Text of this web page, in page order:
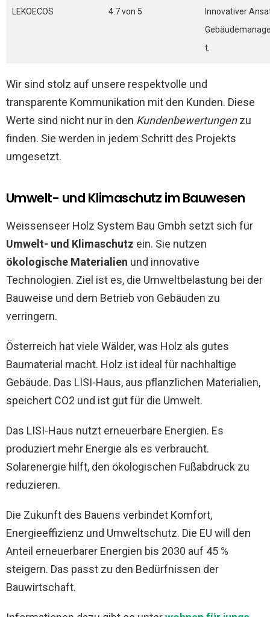
LEKOECOS 4.7 von 5
Innovativer
t.
Wir sind stolz auf unsere respektvolle und
transparente Kommunikation mit den Kunden. Diese
Werte sind nicht nur in den Kundenbewertungenzu
finden. Sie werden in jedem Schritt des Projekts
umgesetzt.
Umwelt- und Klimaschutz im Bauwesen
Weissenseer Holz System Bau Gmbh setzt sich für
Umwelt- und Klimaschutz ein. Sie nutzen
ökologische Materialien und innovative
Technologien. Ziel ist es, die Umweltbelastung bei der
Bauweise und dem Betrieb von Gebäuden zu
verringern.
Österreich hat viele Wälder, was Holz als gutes
Baumaterial macht. Holz ist ideal für nachhaltige
Gebäude. Das LISI-Haus, aus pflanzlichen Materialien,
speichert CO2 und ist gut für die Umwelt.
Das LISI-Haus nutzt erneuerbare Energien. Es
produziert mehr Energie als es verbraucht.
Solarenergie hilft, den ökologischen Fußabdruck zu
reduzieren.
Die Zukunft des Bauens verbindet Komfort,
Energieeffizienz und Umweltschutz. Die EU will den
Anteil erneuerbarer Energien bis 2030 auf 45 %
steigern. Das passt zu den Bedürfnissen der
Bauwirtschaft.